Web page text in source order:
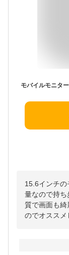
15.6インチ
量なので持
質で画面も
のでオススメ